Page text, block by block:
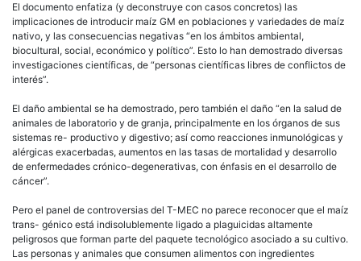
El documento enfatiza (y deconstruye con casos concretos) las
implicaciones de introducir maíz GM en poblaciones y variedades de maíz
nativo, y las consecuencias negativas “en los ámbitos ambiental,
biocultural, social, económico y político”. Esto lo han demostrado diversas
investigaciones científicas, de “personas científicas libres de conflictos de
interés”.
El daño ambiental se ha demostrado, pero también el daño “en la salud de
animales de laboratorio y de granja, principalmente en los órganos de sus
sistemas re- productivo y digestivo; así como reacciones inmunológicas y
alérgicas exacerbadas, aumentos en las tasas de mortalidad y desarrollo
de enfermedades crónico-degenerativas, con énfasis en el desarrollo de
cáncer”.
Pero el panel de controversias del T-MEC no parece reconocer que el maíz
trans- génico está indisolublemente ligado a plaguicidas altamente
peligrosos que forman parte del paquete tecnológico asociado a su cultivo.
Las personas y animales que consumen alimentos con ingredientes